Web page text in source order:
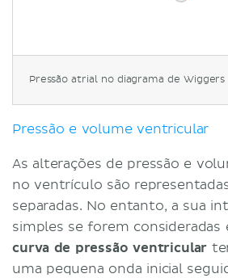
Pressão atrial no diagrama de Wiggers
Pressão e volume ventricular
As alterações de pressão e
no ventrículo são
separadas. No entanto, a sua
simples se forem consideradas
curva de pressão ventricular
uma pequena onda inicial